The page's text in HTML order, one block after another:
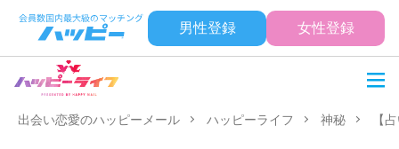
男性登録 女性登録
出会い恋愛のハッピーメール ハッピーライフ 神秘 【